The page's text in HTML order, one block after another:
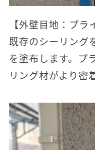
【外壁目地：プ
既存のシーリング
を塗布します。プ
リング材がより密